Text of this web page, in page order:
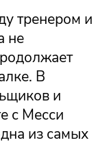
тренером и
не
В
и
с Месси
из самых